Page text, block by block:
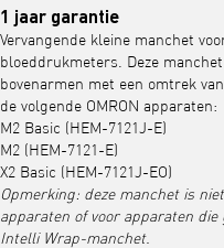
1 jaar garantie
Vervangende kleine manchet
bloeddrukmeters. Deze
bovenarmen met een omtrek
de volgende OMRON apparaten:
M2 Basic (HEM-7121J-E)
M2 (HEM-7121-E)
X2 Basic (HEM-7121J-EO)
Opmerking: deze manchet is
apparaten of voor apparaten die
Intelli Wrap-manchet.